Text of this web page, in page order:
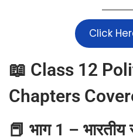
Click
📖 Class 12
Chapters
📕 भाग 1 – भारतीय